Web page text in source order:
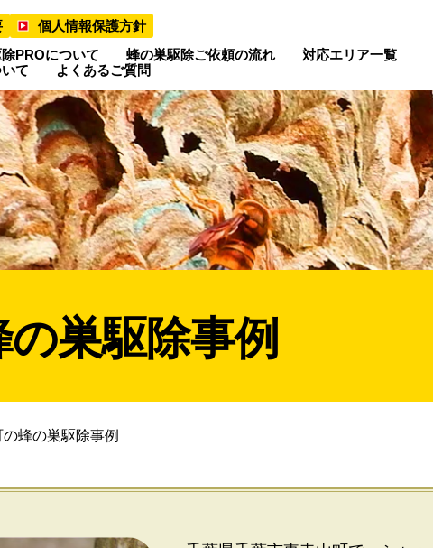
個人情報保護方針
PROについて
蜂の巣駆除ご依頼の流れ
対応エリア一覧
て
よくあるご質問
巣駆除事例
蜂の巣駆除事例